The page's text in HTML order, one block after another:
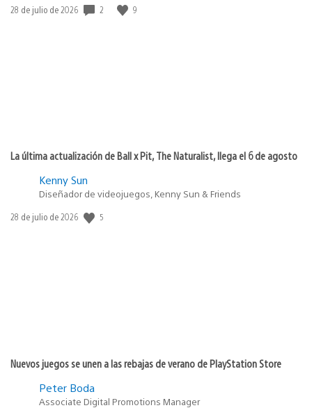
Fecha
28 de julio de 2026 2 9
La última actualización de Ball x Pit, The Naturalist, llega el 6 de agosto
Kenny Sun
Diseñador de videojuegos, Kenny Sun & Friends
Fecha
28 de julio de 2026 5
Nuevos juegos se unen a las rebajas de verano de PlayStation Store
Peter Boda
Associate Digital Promotions Manager